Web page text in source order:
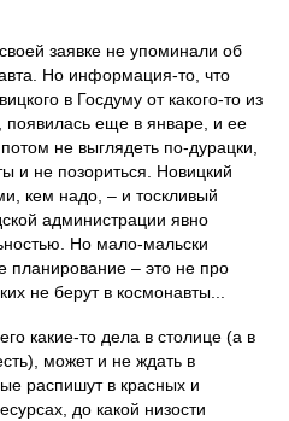
заявке не упоминали об
Но информация-то, что
в Госдуму от какого-то из
появилась еще в январе, и ее
не выглядеть по-дурацки,
и не позориться. Новицкий
кем надо, – и тоскливый
администрации явно
Но мало-мальски
планирование – это не про
не берут в космонавты...
какие-то дела в столице (а в
может и не ждать в
распишут в красных и
до какой низости